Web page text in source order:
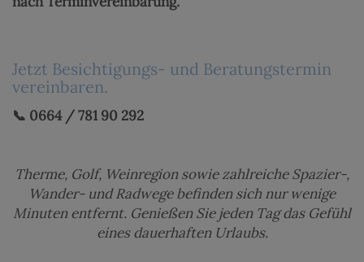
Jetzt Besichtigungs- und Beratungstermin
vereinbaren.
📞 0664 / 781 90 292
Therme, Golf, Weinregion sowie zahlreiche Spazier-,
Wander- und Radwege befinden sich nur wenige
Minuten entfernt. Genießen Sie jeden Tag das Gefühl
eines dauerhaften Urlaubs.